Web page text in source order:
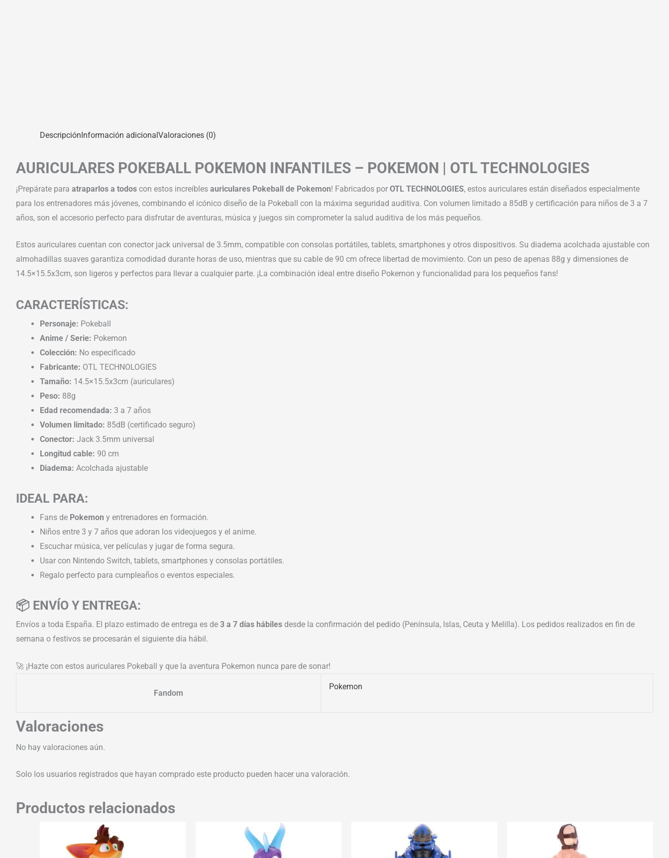
DescripciónInformación adicionalValoraciones (0)
AURICULARES POKEBALL POKEMON INFANTILES – POKEMON | OTL TECHNOLOGIES
¡Prepárate para atraparlos a todos con estos increíbles auriculares Pokeball de Pokemon! Fabricados por OTL TECHNOLOGIES, estos auriculares están diseñados especialmente
para los entrenadores más jóvenes, combinando el icónico diseño de la Pokeball con la máxima seguridad auditiva. Con volumen limitado a 85dB y certificación para niños de 3 a 7
años, son el accesorio perfecto para disfrutar de aventuras, música y juegos sin comprometer la salud auditiva de los más pequeños.
Estos auriculares cuentan con conector jack universal de 3.5mm, compatible con consolas portátiles, tablets, smartphones y otros dispositivos. Su diadema acolchada ajustable con
almohadillas suaves garantiza comodidad durante horas de uso, mientras que su cable de 90 cm ofrece libertad de movimiento. Con un peso de apenas 88g y dimensiones de
14.5×15.5x3cm, son ligeros y perfectos para llevar a cualquier parte. ¡La combinación ideal entre diseño Pokemon y funcionalidad para los pequeños fans!
CARACTERÍSTICAS:
Personaje: Pokeball
Anime / Serie: Pokemon
Colección: No especificado
Fabricante: OTL TECHNOLOGIES
Tamaño: 14.5×15.5x3cm (auriculares)
Peso: 88g
Edad recomendada: 3 a 7 años
Volumen limitado: 85dB (certificado seguro)
Conector: Jack 3.5mm universal
Longitud cable: 90 cm
Diadema: Acolchada ajustable
IDEAL PARA:
Fans de Pokemon y entrenadores en formación.
Niños entre 3 y 7 años que adoran los videojuegos y el anime.
Escuchar música, ver películas y jugar de forma segura.
Usar con Nintendo Switch, tablets, smartphones y consolas portátiles.
Regalo perfecto para cumpleaños o eventos especiales.
📦 ENVÍO Y ENTREGA:
Envíos a toda España. El plazo estimado de entrega es de 3 a 7 días hábiles desde la confirmación del pedido (Península, Islas, Ceuta y Melilla). Los pedidos realizados en fin de
semana o festivos se procesarán el siguiente día hábil.
🚀 ¡Hazte con estos auriculares Pokeball y que la aventura Pokemon nunca pare de sonar!
Fandom
Pokemon
Valoraciones
No hay valoraciones aún.
Solo los usuarios registrados que hayan comprado este producto pueden hacer una valoración.
Productos relacionados